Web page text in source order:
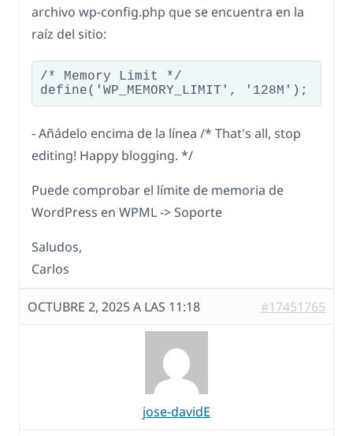
archivo wp-config.php que se encuentra en la
raíz del sitio:
/* Memory Limit */
define('WP_MEMORY_LIMIT', '128M');
- Añádelo encima de la línea /* That's all, stop
editing! Happy blogging. */
Puede comprobar el límite de memoria de
WordPress en WPML -> Soporte
Saludos,
Carlos
OCTUBRE 2, 2025 A LAS 11:18 #17451765
jose-davidE